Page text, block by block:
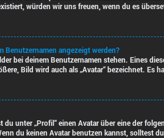
würden wir uns freuen, wenn du es
Benutzernamen angezeigt werden?
bei deinem Benutzernamen stehen. Eines
Bild wird auch als „Avatar“ bezeichnet.
unter „Profil“ einen Avatar über eine der
du keinen Avatar benutzen kannst, solltest